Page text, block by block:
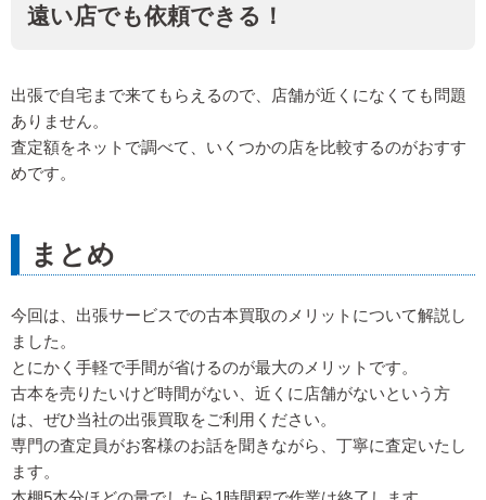
遠い店でも依頼できる！
出張で自宅まで来てもらえるので、店舗が近くになくても問題
ありません。
査定額をネットで調べて、いくつかの店を比較するのがおすす
めです。
まとめ
今回は、出張サービスでの古本買取のメリットについて解説し
ました。
とにかく手軽で手間が省けるのが最大のメリットです。
古本を売りたいけど時間がない、近くに店舗がないという方
は、ぜひ当社の出張買取をご利用ください。
専門の査定員がお客様のお話を聞きながら、丁寧に査定いたし
ます。